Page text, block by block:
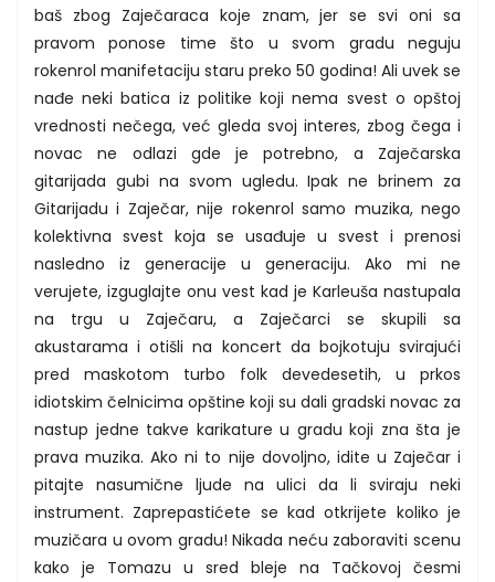
baš zbog Zaječaraca koje znam, jer se svi oni sa
pravom ponose time što u svom gradu neguju
rokenrol manifetaciju staru preko 50 godina! Ali uvek se
nađe neki batica iz politike koji nema svest o opštoj
vrednosti nečega, već gleda svoj interes, zbog čega i
novac ne odlazi gde je potrebno, a Zaječarska
gitarijada gubi na svom ugledu. Ipak ne brinem za
Gitarijadu i Zaječar, nije rokenrol samo muzika, nego
kolektivna svest koja se usađuje u svest i prenosi
nasledno iz generacije u generaciju. Ako mi ne
verujete, izguglajte onu vest kad je Karleuša nastupala
na trgu u Zaječaru, a Zaječarci se skupili sa
akustarama i otišli na koncert da bojkotuju svirajući
pred maskotom turbo folk devedesetih, u prkos
idiotskim čelnicima opštine koji su dali gradski novac za
nastup jedne takve karikature u gradu koji zna šta je
prava muzika. Ako ni to nije dovoljno, idite u Zaječar i
pitajte nasumične ljude na ulici da li sviraju neki
instrument. Zaprepastićete se kad otkrijete koliko je
muzičara u ovom gradu! Nikada neću zaboraviti scenu
kako je Tomazu u sred bleje na Tačkovoj česmi